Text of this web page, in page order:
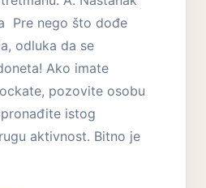
Pre nego što dođe
odluka da se
Ako imate
pozovite osobu
istog
aktivnost. Bitno je